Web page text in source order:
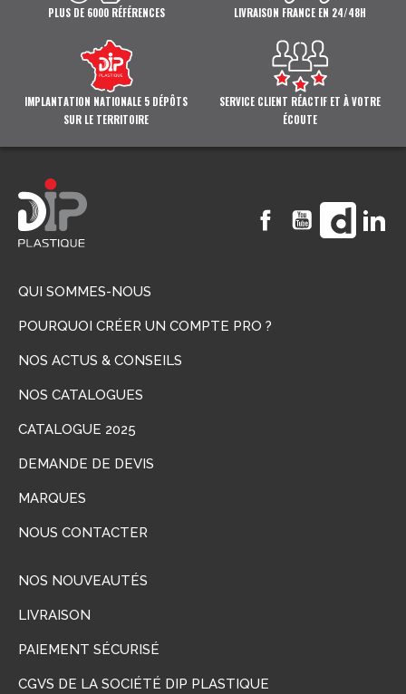
PLUS DE 6000 RÉFÉRENCES LIVRAISON FRANCE EN 24/48H
IMPLANTATION NATIONALE 5 DÉPÔTS
SUR LE TERRITOIRE
SERVICE CLIENT RÉACTIF ET À VOTRE
ÉCOUTE
FacebookYouTubeVimeo
QUI SOMMES-NOUS
POURQUOI CRÉER UN COMPTE PRO ?
NOS ACTUS & CONSEILS
NOS CATALOGUES
CATALOGUE 2025
DEMANDE DE DEVIS
MARQUES
NOUS CONTACTER
NOS NOUVEAUTÉS
LIVRAISON
PAIEMENT SÉCURISÉ
CGVS DE LA SOCIÉTÉ DIP PLASTIQUE